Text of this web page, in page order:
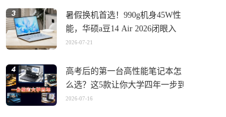
暑假换机首选！990g机身45W性
能，华硕a豆14 Air 2026闭眼入
2026-07-21
高考后的第一台高性能笔记本怎
么选？这5款让你大学四年一步到
位
2026-07-16